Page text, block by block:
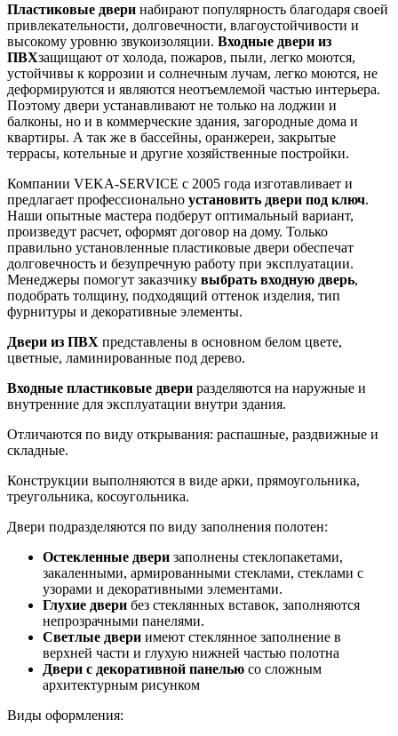
Пластиковые двери набирают популярность благодаря своей
привлекательности, долговечности, влагоустойчивости и
высокому уровню звукоизоляции. Входные двери из
ПВХзащищают от холода, пожаров, пыли, легко моются,
устойчивы к коррозии и солнечным лучам, легко моются, не
деформируются и являются неотъемлемой частью интерьера.
Поэтому двери устанавливают не только на лоджии и
балконы, но и в коммерческие здания, загородные дома и
квартиры. А так же в бассейны, оранжереи, закрытые
террасы, котельные и другие хозяйственные постройки.
Компании VEKA-SERVICE с 2005 года изготавливает и
предлагает профессионально установить двери под ключ.
Наши опытные мастера подберут оптимальный вариант,
произведут расчет, оформят договор на дому. Только
правильно установленные пластиковые двери обеспечат
долговечность и безупречную работу при эксплуатации.
Менеджеры помогут заказчику выбрать входную дверь,
подобрать толщину, подходящий оттенок изделия, тип
фурнитуры и декоративные элементы.
Двери из ПВХ представлены в основном белом цвете,
цветные, ламинированные под дерево.
Входные пластиковые двери разделяются на наружные и
внутренние для эксплуатации внутри здания.
Отличаются по виду открывания: распашные, раздвижные и
складные.
Конструкции выполняются в виде арки, прямоугольника,
треугольника, косоугольника.
Двери подразделяются по виду заполнения полотен:
Остекленные двери заполнены стеклопакетами,
закаленными, армированными стеклами, стеклами с
узорами и декоративными элементами.
Глухие двери без стеклянных вставок, заполняются
непрозрачными панелями.
Светлые двери имеют стеклянное заполнение в
верхней части и глухую нижней частью полотна
Двери с декоративной панелью со сложным
архитектурным рисунком
Виды оформления: